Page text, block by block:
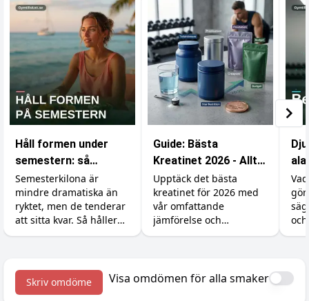
Håll formen under
semestern: så
undviker du att lägga
på dig fett
Semesterkilona är
mindre dramatiska än
ryktet, men de tenderar
att sitta kvar. Så håller
du formen utan att
tillskotten som hjälper.
Guide: Bästa
Kreatinet 2026 - Allt
du behöver veta
Upptäck det bästa
kreatinet för 2026 med
vår omfattande
jämförelse och
prisjämförelse.
rätt
Skriv omdöme Visa omdömen för alla smaker